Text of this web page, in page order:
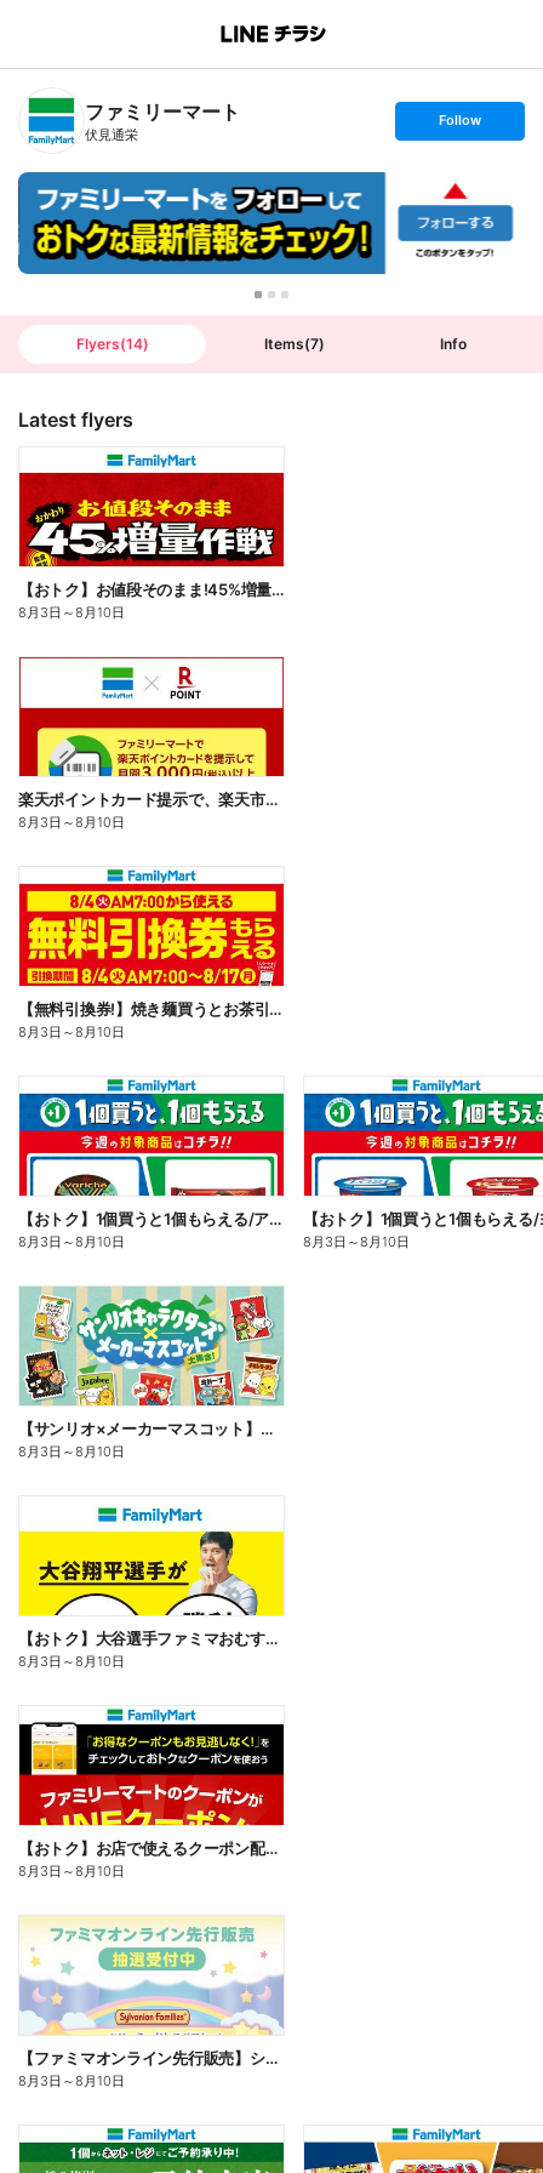
B
n
T
ファミリーマート
伏見通栄
s
t
w
Follow
Flyers(14) Items(7) Info
Latest flyers
【おトク】お値段そのまま!45%増量作戦!
8月3日 ～8月10日
楽天ポイントカード提示で、楽天市場でのお買い物がおトクに!
8月3日 ～8月10日
【無料引換券!】焼き麺買うとお茶引換券貰える!
8月3日 ～8月10日
【おトク】1個買うと1個もらえる/アイス
8月3日 ～8月10日 8月3日 ～8月10日
【サンリオ×メーカーマスコット】オリジナルグッズ貰える!
8月3日 ～8月10日
【おトク】大谷選手ファミマおむすび割
8月3日 ～8月10日
【おトク】お店で使えるクーポン配信中
8月3日 ～8月10日
【ファミマオンライン先行販売】シルバニアファミリー
8月3日 ～8月10日